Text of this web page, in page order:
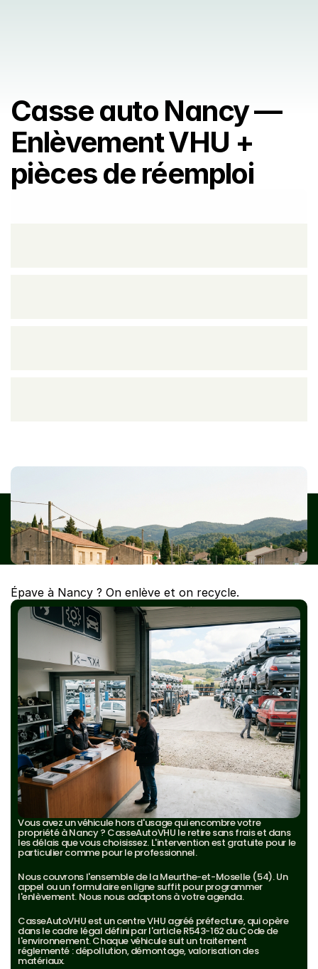
Casse auto Nancy —
Enlèvement VHU +
pièces de réemploi
Centre VHU agréé à Nancy : enlèvement gratuit d'épave en
Meurthe-et-Moselle + pièces de réemploi Careco. Devis en 24
h, certificat de destruction inclus.
Épave à Nancy ? On enlève et on recycle.
Vous avez un véhicule hors d'usage qui encombre votre
propriété à Nancy ? CasseAutoVHU le retire sans frais et dans
les délais que vous choisissez. L'intervention est gratuite pour le
particulier comme pour le professionnel.
Nous couvrons l'ensemble de la Meurthe-et-Moselle (54). Un
appel ou un formulaire en ligne suffit pour programmer
l'enlèvement. Nous nous adaptons à votre agenda.
CasseAutoVHU est un centre VHU agréé préfecture, qui opère
dans le cadre légal défini par l'article R543-162 du Code de
l'environnement. Chaque véhicule suit un traitement
réglementé : dépollution, démontage, valorisation des
matériaux.